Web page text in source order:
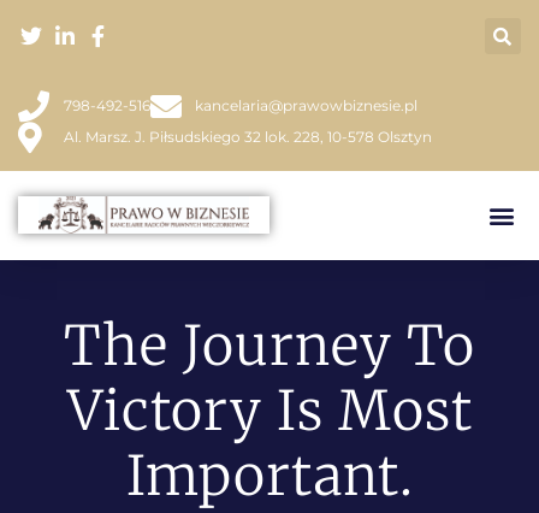
798-492-516
kancelaria@prawowbiznesie.pl
Al. Marsz. J. Piłsudskiego 32 lok. 228, 10-578 Olsztyn
The Journey To
Victory Is Most
Important.